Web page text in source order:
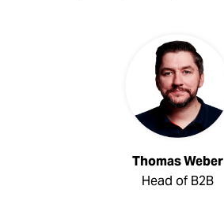
Thomas Weber
Head of B2B